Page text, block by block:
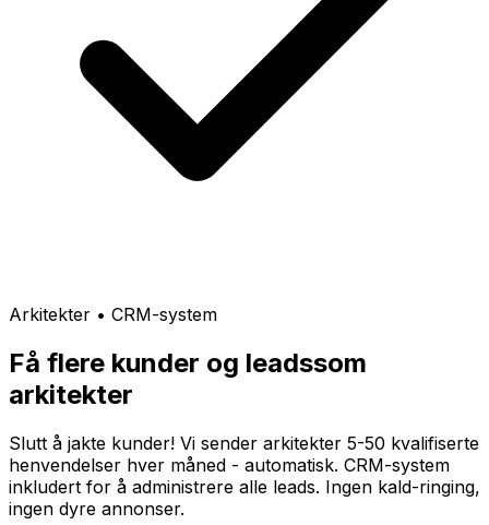
Arkitekter • CRM-system
Få flere kunder og leadssom
arkitekter
Slutt å jakte kunder! Vi sender arkitekter 5-50 kvalifiserte
henvendelser hver måned - automatisk. CRM-system
inkludert for å administrere alle leads. Ingen kald-ringing,
ingen dyre annonser.